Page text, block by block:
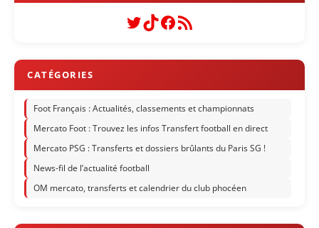
Twitter
TikTok
Facebook
Flux RSS
Foot Français : Actualités, classements et championnats
Mercato Foot : Trouvez les infos Transfert football en direct
Mercato PSG : Transferts et dossiers brûlants du Paris SG !
News-fil de l’actualité football
OM mercato, transferts et calendrier du club phocéen